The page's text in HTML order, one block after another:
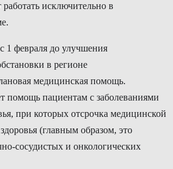
исключительно в
1 февраля до улучшения
в регионе
медицинская помощь.
помощь пациентам с заболеваниями
при которых отсрочка медицинской
(главным образом, это
сосудистых и онкологических